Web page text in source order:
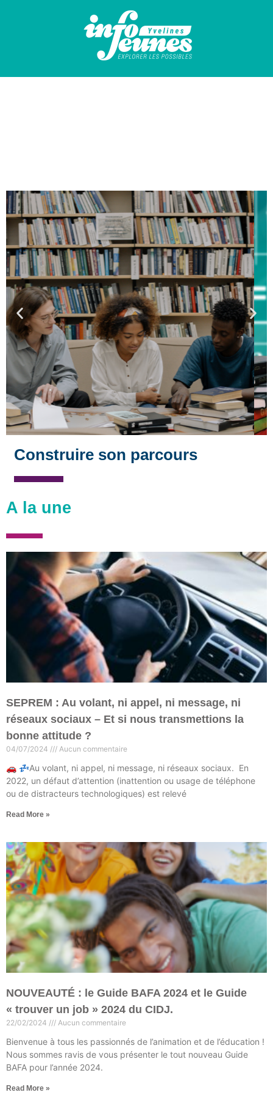
Construire son parcours
A la une
SEPREM : Au volant, ni appel, ni message, ni
réseaux sociaux – Et si nous transmettions la
bonne attitude ?
04/07/2024 Aucun commentaire
🚗 💤Au volant, ni appel, ni message, ni réseaux sociaux. En
2022, un défaut d’attention (inattention ou usage de téléphone
ou de distracteurs technologiques) est relevé
Read More »
NOUVEAUTÉ : le Guide BAFA 2024 et le Guide
« trouver un job » 2024 du CIDJ.
22/02/2024 Aucun commentaire
Bienvenue à tous les passionnés de l’animation et de l’éducation !
Nous sommes ravis de vous présenter le tout nouveau Guide
BAFA pour l’année 2024.
Read More »